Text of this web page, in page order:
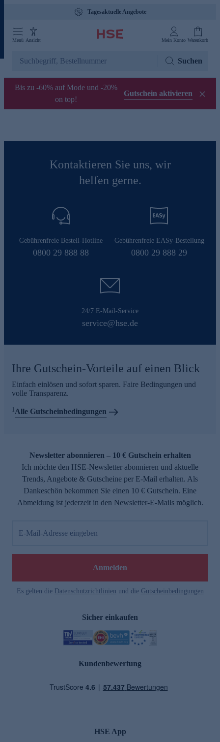
Tagesaktuelle Angebote
Menü Ansicht Mein Konto Warenkorb
Suchen
Bis zu -60% auf Mode und -20%
on top!
Gutschein aktivieren
Kontaktieren Sie uns, wir
helfen gerne.
Gebührenfreie Bestell-Hotline
0800 29 888 88
Gebührenfreie EASy-Bestellung
0800 29 888 29
24/7 E-Mail-Service
service@hse.de
Ihre Gutschein-Vorteile auf einen Blick
Einfach einlösen und sofort sparen. Faire Bedingungen und
volle Transparenz.
1Alle Gutscheinbedingungen
Newsletter abonnieren – 10 € Gutschein erhalten
Ich möchte den HSE-Newsletter abonnieren und aktuelle
Trends, Angebote & Gutscheine per E-Mail erhalten. Als
Dankeschön bekommen Sie einen 10 € Gutschein. Eine
Abmeldung ist jederzeit in den Newsletter-E-Mails möglich.
E-Mail-Adresse eingeben
Anmelden
Es gelten die Datenschutzrichtlinien und die Gutscheinbedingungen
Sicher einkaufen
Kundenbewertung
HSE App